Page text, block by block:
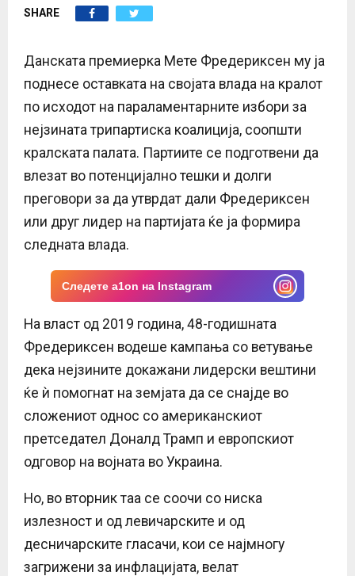
E
N
U
SHARE
Данската премиерка Мете Фредериксен му ја
поднесе оставката на својата влада на кралот
по исходот на параламентарните избори за
нејзината трипартиска коалиција, соопшти
кралската палата. Партиите се подготвени да
влезат во потенцијално тешки и долги
преговори за да утврдат дали Фредериксен
или друг лидер на партијата ќе ја формира
следната влада.
Следете a1on на Instagram
На власт од 2019 година, 48-годишната
Фредериксен водеше кампања со ветување
дека нејзините докажани лидерски вештини
ќе ѝ помогнат на земјата да се снајде во
сложениот однос со американскиот
претседател Доналд Трамп и европскиот
одговор на војната во Украина.
Но, во вторник таа се соочи со ниска
излезност и од левичарските и од
десничарските гласачи, кои се најмногу
загрижени за инфлацијата, велат